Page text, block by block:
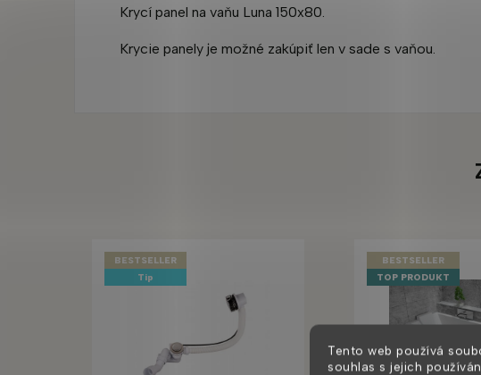
Tento web používá
souhlas s jejich
Krycí panel na vaňu Luna 150x80.
Krycie panely je možné zakúpiť len v sade s vaňou.
BESTSELLER
Tip
BESTSELLER
TOP PRODUKT